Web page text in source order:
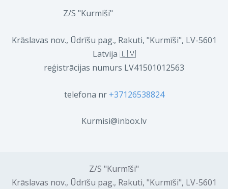
Z/S "Kurmīši"
Krāslavas nov., Ūdrīšu pag., Rakuti, "Kurmīši", LV-5601
Latvija 🇱🇻
reģistrācijas numurs LV41501012563
telefona nr +37126538824
Kurmisi@inbox.lv
Z/S "Kurmīši"
Krāslavas nov., Ūdrīšu pag., Rakuti, "Kurmīši", LV-5601